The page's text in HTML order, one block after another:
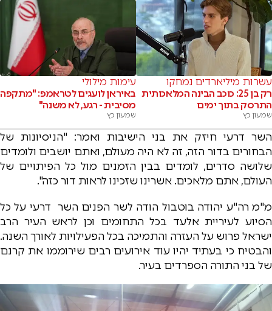
עשרות מיליארדים נמחקו
רק בן 25: כוכב הבינה המלאכותית
התרסק בתוך ימים
שמעון כץ
עימות מילולי
באיראן לועגים לטראמפ: "מתקפה
מסיבית - רגע, לא משנה"
שמעון כץ
השר דרעי חיזק את בני הישיבות ואמר: "הניסיונות של
הבחורים בדור הזה, זה לא היה מעולם, ואתם יושבים ולומדים
שלושה סדרים, לומדים בבין הזמנים מול כל הפיתויים של
העולם, אתם מלאכים. אשרינו שזכינו לראות דור כזה".
מ"מ רה"ע יהודה בוטבול הודה לשר הפנים השר דרעי על כל
הסיוע לעיריית אלעד בכל התחומים וכן לראש העיר הרב
ישראל פרוש על העזרה והתמיכה בכל הפעילויות לאורך השנה.
והבטיח כי בעתיד יהיו עוד אירועים רבים שירוממו את קרנם
של בני התורה הספרדים בעיר.